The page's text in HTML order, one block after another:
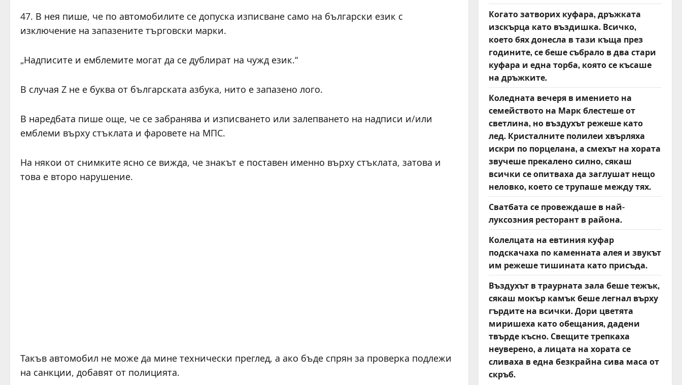
47. В нея пише, че по автомобилите се допуска изписване само на български език с
изключение на запазените търговски марки.
„Надписите и емблемите могат да се дублират на чужд език.“
В случая Z не е буква от българската азбука, нито е запазено лого.
В наредбата пише още, че се забранява и изписването или залепването на надписи и/или
емблеми върху стъклата и фаровете на МПС.
На някои от снимките ясно се вижда, че знакът е поставен именно върху стъклата, затова и
това е второ нарушение.
Такъв автомобил не може да мине технически преглед, а ако бъде спрян за проверка подлежи
на санкции, добавят от полицията.
Когато затворих куфара, дръжката
изскърца като въздишка. Всичко,
което бях донесла в тази къща през
годините, се беше събрало в два стари
куфара и една торба, която се късаше
на дръжките.
Коледната вечеря в имението на
семейството на Марк блестеше от
светлина, но въздухът режеше като
лед. Кристалните полилеи хвърляха
искри по порцелана, а смехът на хората
звучеше прекалено силно, сякаш
всички се опитваха да заглушат нещо
неловко, което се трупаше между тях.
Сватбата се провеждаше в най-
луксозния ресторант в района.
Колелцата на евтиния куфар
подскачаха по каменната алея и звукът
им режеше тишината като присъда.
Въздухът в траурната зала беше тежък,
сякаш мокър камък беше легнал върху
гърдите на всички. Дори цветята
миришеха като обещания, дадени
твърде късно. Свещите трепкаха
неуверено, а лицата на хората се
сливаха в една безкрайна сива маса от
скръб.